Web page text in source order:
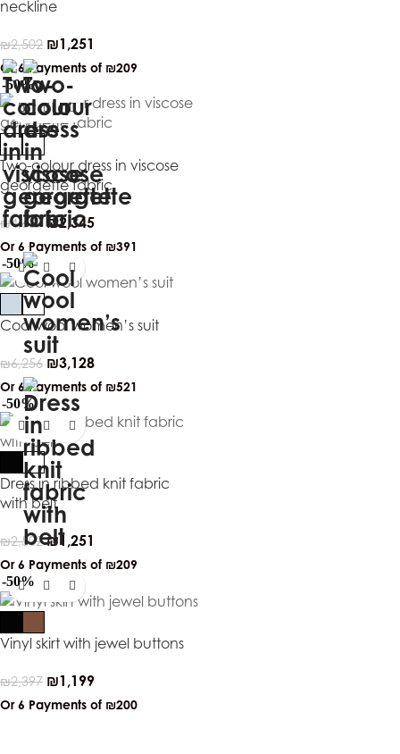
neckline
₪2,502 ₪1,251
Or 6 Payments of ₪209
-50%
Two-colour dress in viscose
georgette fabric
₪4,689 ₪2,345
Or 6 Payments of ₪391
-50%
Cool wool women’s suit
₪6,256 ₪3,128
Or 6 Payments of ₪521
-50%
Dress in ribbed knit fabric
with belt
₪2,502 ₪1,251
Or 6 Payments of ₪209
-50%
Vinyl skirt with jewel buttons
₪2,397 ₪1,199
Or 6 Payments of ₪200